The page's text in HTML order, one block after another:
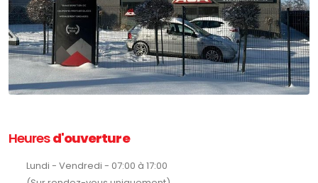
Heuresd'ouverture
Lundi - Vendredi - 07:00 à 17:00